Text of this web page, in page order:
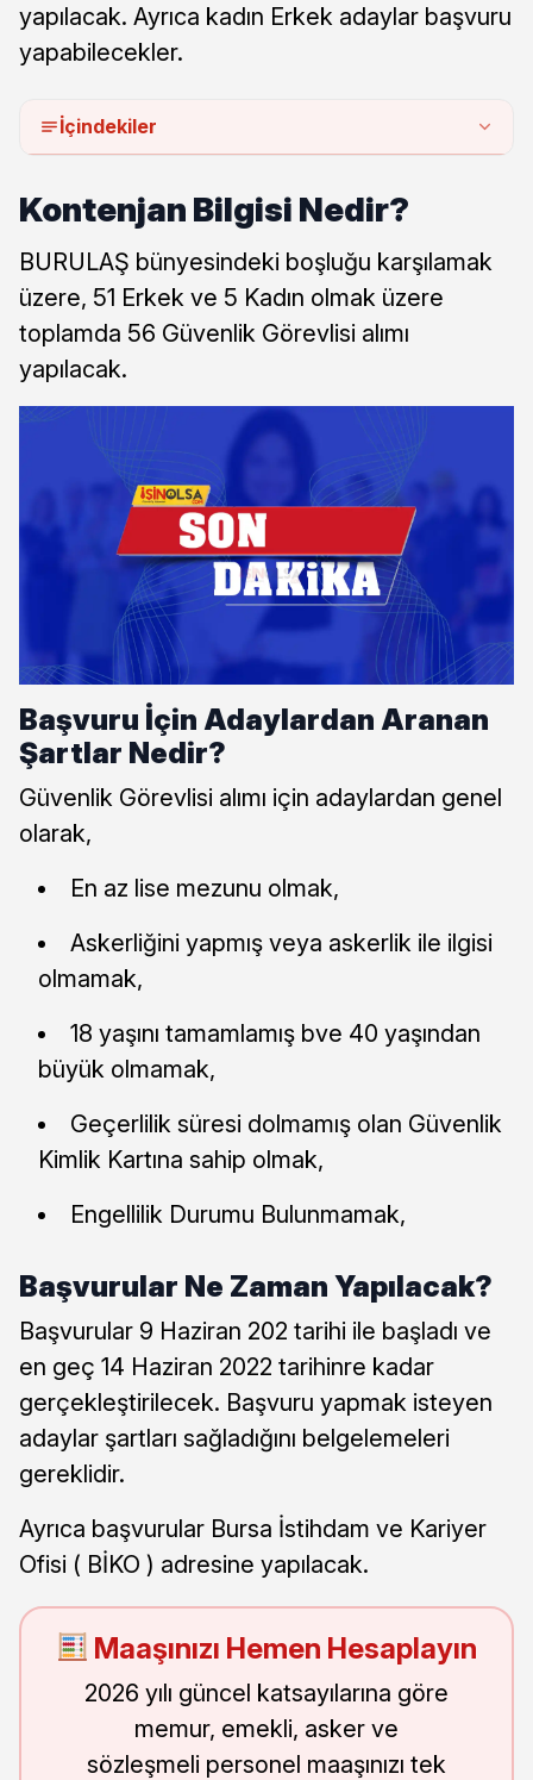
yapılacak. Ayrıca kadın Erkek adaylar başvuru
yapabilecekler.
İçindekiler
Kontenjan Bilgisi Nedir?
BURULAŞ bünyesindeki boşluğu karşılamak
üzere, 51 Erkek ve 5 Kadın olmak üzere
toplamda 56 Güvenlik Görevlisi alımı
yapılacak.
Başvuru İçin Adaylardan Aranan
Şartlar Nedir?
Güvenlik Görevlisi alımı için adaylardan genel
olarak,
En az lise mezunu olmak,
Askerliğini yapmış veya askerlik ile ilgisi
olmamak,
18 yaşını tamamlamış bve 40 yaşından
büyük olmamak,
Geçerlilik süresi dolmamış olan Güvenlik
Kimlik Kartına sahip olmak,
Engellilik Durumu Bulunmamak,
Başvurular Ne Zaman Yapılacak?
Başvurular 9 Haziran 202 tarihi ile başladı ve
en geç 14 Haziran 2022 tarihinre kadar
gerçekleştirilecek. Başvuru yapmak isteyen
adaylar şartları sağladığını belgelemeleri
gereklidir.
Ayrıca başvurular Bursa İstihdam ve Kariyer
Ofisi ( BİKO ) adresine yapılacak.
Maaşınızı Hemen Hesaplayın
2026 yılı güncel katsayılarına göre
memur, emekli, asker ve
sözleşmeli personel maaşınızı tek